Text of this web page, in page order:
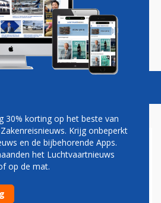
Podcasts Vacatures
MELDT
RESULTATEN
30% korting op het beste van
Krijg onbeperkt
en de bijbehorende Apps.
het Luchtvaartnieuws
op de mat.